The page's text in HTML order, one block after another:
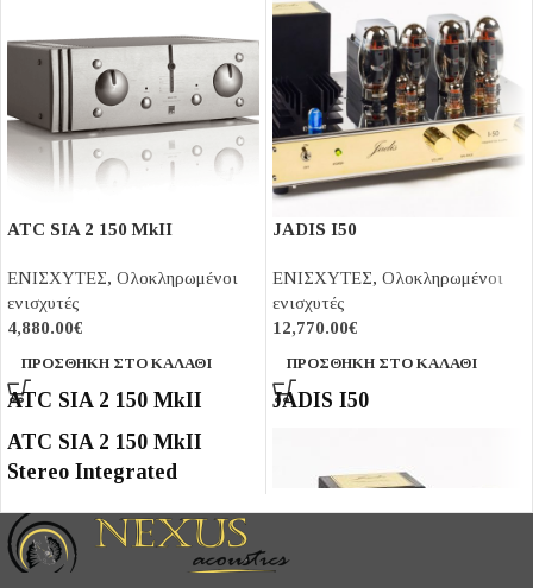
ATC SIA 2 150 MkII
ΕΝΙΣΧΥΤΕΣ, Ολοκληρωμένοι
ενισχυτές
4,880.00€
ΠΡΟΣΘΉΚΗ ΣΤΟ ΚΑΛΆΘΙ
ATC SIA 2 150 MkII
ATC SIA 2 150 MkII
Stereo Integrated
Overview
JADIS I50
ΕΝΙΣΧΥΤΕΣ, Ολοκληρωμένοι
ενισχυτές
12,770.00€
ΠΡΟΣΘΉΚΗ ΣΤΟ ΚΑΛΆΘΙ
JADIS I50